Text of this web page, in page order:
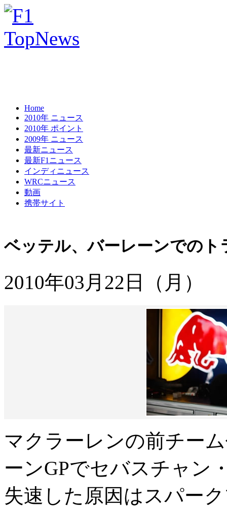
Home
2010年 ニュース
2010年 ポイント
2009年 ニュース
最新ニュース
最新F1ニュース
インディニュース
WRCニュース
動画
携帯サイト
ベッテル、バーレーンでの
2010年03月22日（月）
マクラーレンの前チー
ーンGPでセバスチャン
失速した原因はスパー